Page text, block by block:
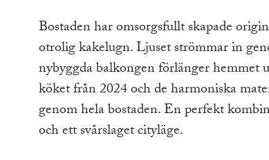
Bostaden har omsorgsfullt skapade
otrolig kakelugn. Ljuset strömmar in
nybyggda balkongen förlänger hemmet
köket från 2024 och de harmoniska
genom hela bostaden. En perfekt
och ett svårslaget cityläge.